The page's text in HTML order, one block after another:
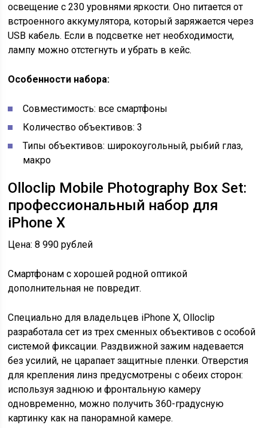
освещение с 230 уровнями яркости. Оно питается от
встроенного аккумулятора, который заряжается через
USB кабель. Если в подсветке нет необходимости,
лампу можно отстегнуть и убрать в кейс.
Особенности набора:
Совместимость: все смартфоны
Количество объективов: 3
Типы объективов: широкоугольный, рыбий глаз,
макро
Olloclip Mobile Photography Box Set:
профессиональный набор для
iPhone X
Цена: 8 990 рублей
Смартфонам с хорошей родной оптикой
дополнительная не повредит.
Специально для владельцев iPhone X, Olloclip
разработала сет из трех сменных объективов с особой
системой фиксации. Раздвижной зажим надевается
без усилий, не царапает защитные пленки. Отверстия
для крепления линз предусмотрены с обеих сторон:
используя заднюю и фронтальную камеру
одновременно, можно получить 360-градусную
картинку как на панорамной камере.